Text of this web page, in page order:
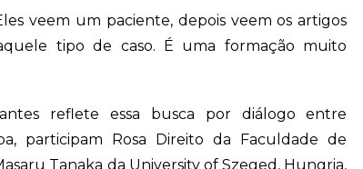
veem um paciente, depois veem os artigos
tipo de caso. É uma formação muito
reflete essa busca por diálogo entre
participam Rosa Direito da Faculdade de
Tanaka da University of Szeged, Hungria,